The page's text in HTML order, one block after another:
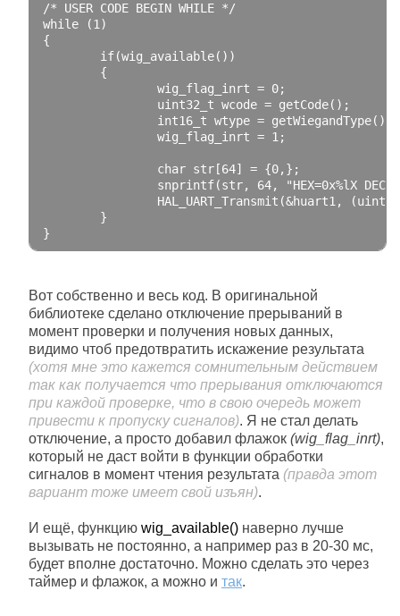
/* USER CODE BEGIN WHILE */
while
(1)
{
if(wig_available())
{
wig_flag_inrt = 0;
uint32_t wcode = getCode();
int16_t wtype = getWiegandType();
wig_flag_inrt = 1;
char str [64] = {0,};
snprintf(str, 64,
"HEX=0x%lX
HAL_UART_Transmit (&huart1, (
}
}
Вот собственно и весь код. В оригинальной
библиотеке сделано отключение прерываний в
момент проверки и получения новых данных,
видимо чтоб предотвратить искажение результата
(хотя мне это кажется сомнительным действием
так как получается что прерывания отключаются
при каждой проверке, что в свою очередь может
привести к пропуску сигналов). Я не стал делать
отключение, а просто добавил флажок (wig_flag_inrt),
который не даст войти в функции обработки
сигналов в момент чтения результата (правда этот
вариант тоже имеет свой изъян).
И ещё, функцию wig_available() наверно лучше
вызывать не постоянно, а например раз в 20-30 мс,
будет вполне достаточно. Можно сделать это через
таймер и флажок, а можно и так.